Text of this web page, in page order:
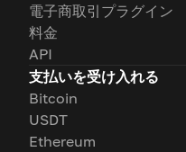
電子商取引プラグイン
料金
API
支払いを受け入れる
Bitcoin
USDT
Ethereum